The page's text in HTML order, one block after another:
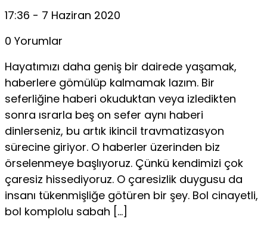
17:36 - 7 Haziran 2020
0 Yorumlar
Hayatımızı daha geniş bir dairede yaşamak,
haberlere gömülüp kalmamak lazım. Bir
seferliğine haberi okuduktan veya izledikten
sonra ısrarla beş on sefer aynı haberi
dinlerseniz, bu artık ikincil travmatizasyon
sürecine giriyor. O haberler üzerinden biz
örselenmeye başlıyoruz. Çünkü kendimizi çok
çaresiz hissediyoruz. O çaresizlik duygusu da
insanı tükenmişliğe götüren bir şey. Bol cinayetli,
bol komplolu sabah […]